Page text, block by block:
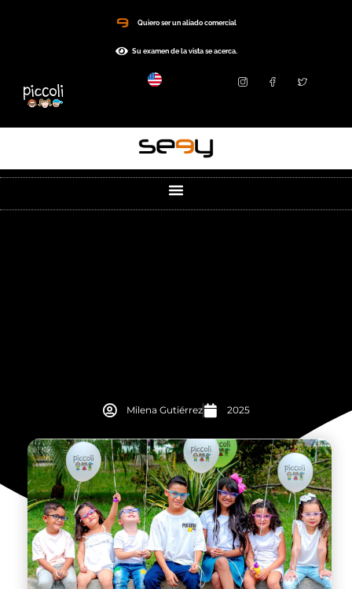
Quiero ser un aliado comercial
Su examen de la vista se acerca.
Milena Gutiérrez 2025